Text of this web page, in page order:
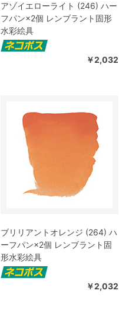
アゾイエローライト (246) ハー
フパン×2個 レンブラント固形
水彩絵具
￥2,032
ブリリアントオレンジ (264) ハ
ーフパン×2個 レンブラント固
形水彩絵具
￥2,032